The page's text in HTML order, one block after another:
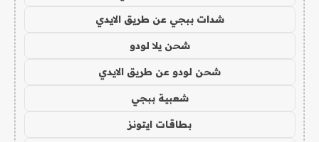
شدات ببجي عن طريق الايدي
شحن يلا لودو
شحن لودو عن طريق الايدي
شعبية ببجي
بطاقات ايتونز